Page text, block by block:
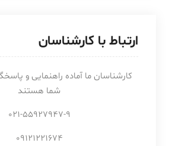
ارتباط با کارشناسان
کارشناسان ما آماده راهنمایی و
شما هستند
021-55927947-9
09121221674